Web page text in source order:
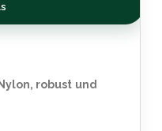
robust und